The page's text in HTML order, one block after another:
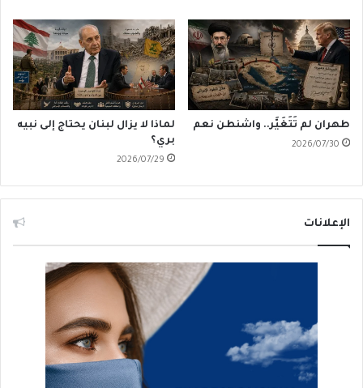
طهران لم تَتَغَيَّر.. واشنطن نعم
2026/07/30
لماذا لا يزال لبنان يحتاج إلى نبيه
بري؟
2026/07/29
الإعلانات